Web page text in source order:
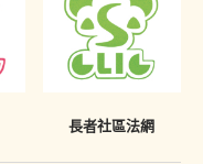
長者社區法網